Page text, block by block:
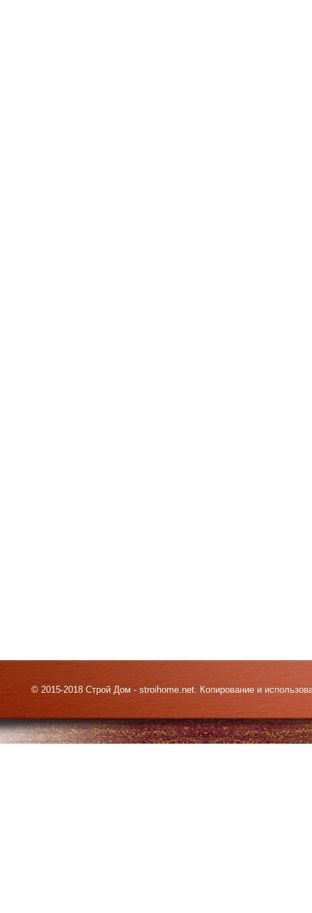
© 2015-2018 Строй Дом - stroihome.net. Копирование и